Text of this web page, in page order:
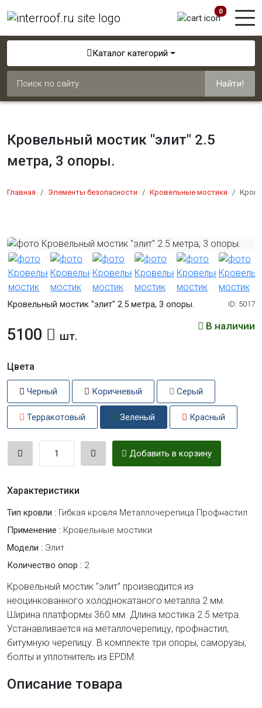
0
Каталог категорий
Найти!
Кровельный мостик "элит" 2.5
метра, 3 опоры.
Главная Элементы безопасности Кровельные мостики
Кровельный мостик "элит" 2.5 метра, 3 опоры. ID: 5017
В наличии
5100 шт.
Цвета
Черный Коричневый Серый
Терракотовый Зеленый Красный
Добавить в корзину
Характеристики
Тип кровли : Гибкая кровля Металлочерепица Профнастил
Применение : Кровельные мостики
Модели : Элит
Количество опор : 2
Кровельный мостик "элит" производится из
неоцинкованного холоднокатаного металла 2 мм.
Ширина платформы 360 мм. Длина мостика 2.5 метра.
Устанавливается на металлочерепицу, профнастил,
битумную черепицу. В комплекте три опоры, саморузы,
болты и уплотнитель из EPDM.
Описание товара